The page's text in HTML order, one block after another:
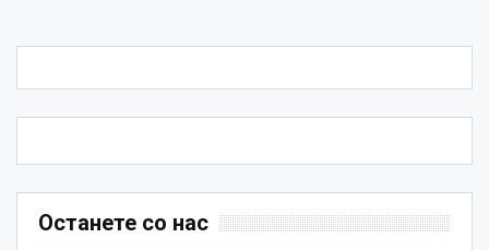
Останете со нас